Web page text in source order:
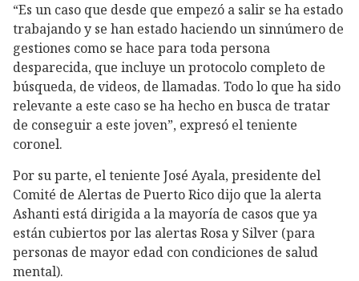
“Es un caso que desde que empezó a salir se ha estado
trabajando y se han estado haciendo un sinnúmero de
gestiones como se hace para toda persona
desparecida, que incluye un protocolo completo de
búsqueda, de videos, de llamadas. Todo lo que ha sido
relevante a este caso se ha hecho en busca de tratar
de conseguir a este joven”, expresó el teniente
coronel.
Por su parte, el teniente José Ayala, presidente del
Comité de Alertas de Puerto Rico dijo que la alerta
Ashanti está dirigida a la mayoría de casos que ya
están cubiertos por las alertas Rosa y Silver (para
personas de mayor edad con condiciones de salud
mental).